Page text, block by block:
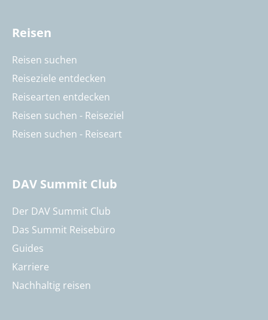
Reisen
Reisen suchen
Reiseziele entdecken
Reisearten entdecken
Reisen suchen - Reiseziel
Reisen suchen - Reiseart
DAV Summit Club
Der DAV Summit Club
Das Summit Reisebüro
Guides
Karriere
Nachhaltig reisen